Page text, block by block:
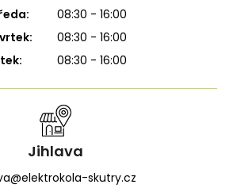
08:30 - 16:00
08:30 - 16:00
08:30 - 16:00
Jihlava
skutry.cz